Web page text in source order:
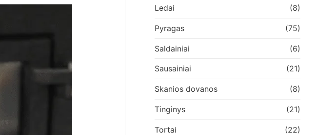
Ledai (8)
Pyragas (75)
Saldainiai (6)
Sausainiai (21)
Skanios dovanos (8)
Tinginys (21)
Tortai (22)